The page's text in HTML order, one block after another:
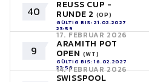
40 REUSS CUP -
RUNDE 2 (OP)
GÜLTIG BIS: 21.02.2027
23:59
9
17. FEBRUAR 2026
ARAMITH POT
OPEN (WT)
GÜLTIG BIS: 16.02.2027
23:59
14. FEBRUAR 2026
SWISSPOOL